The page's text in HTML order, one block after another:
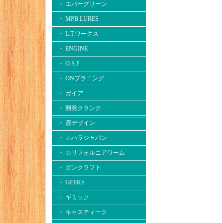
・ エバーグリーン
・ MPB LURES
・ L.T.ワークス
・ ENGINE
・ O.S.P
・ ONプラニング
・ ガイア
・ 開発クランク
・ 霞デザイン
・ カハラジャパン
・ カリフォルニアワーム
・ ガンクラフト
・ GEEKS
・ ギミック
・ キャスティーク